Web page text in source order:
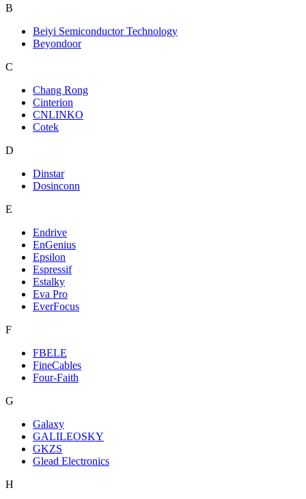
B
Beiyi Semiconductor Technology
Beyondoor
C
Chang Rong
Cinterion
CNLINKO
Cotek
D
Dinstar
Dosinconn
E
Endrive
EnGenius
Epsilon
Espressif
Estalky
Eva Pro
EverFocus
F
FBELE
FineCables
Four-Faith
G
Galaxy
GALILEOSKY
GKZS
Glead Electronics
H